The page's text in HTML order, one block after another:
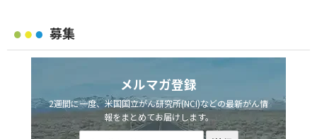
募集
メルマガ登録
2週間に一度、米国国立がん研究所(NCI)などの最新がん情
報をまとめてお届けします。